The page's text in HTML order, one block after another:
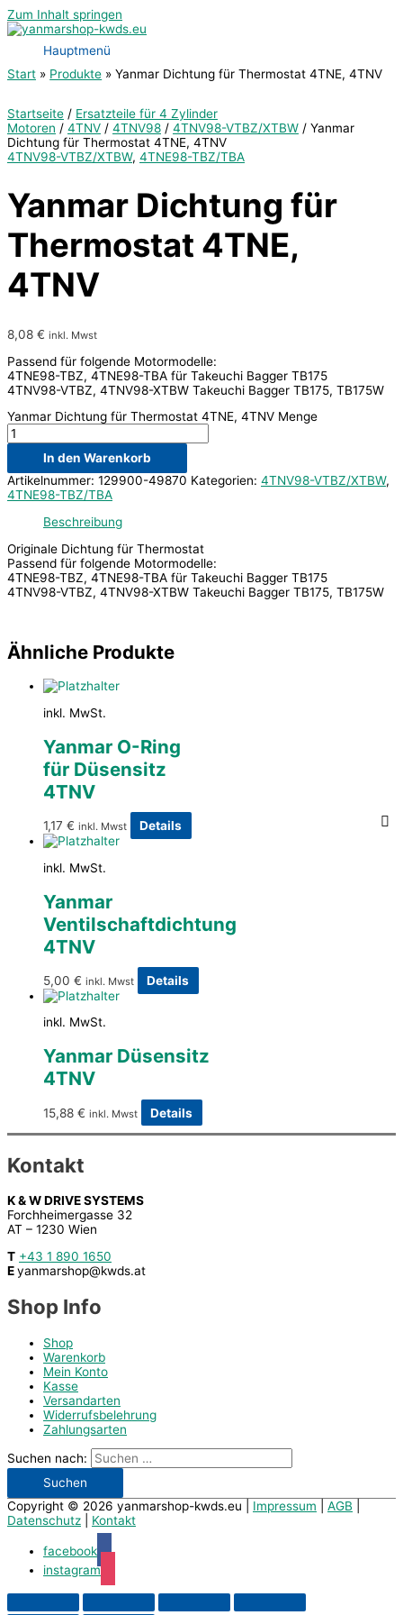
Zum Inhalt springen
Hauptmenü
Start
Produkte Yanmar Dichtung für Thermostat 4TNE, 4TNV
Startseite / Ersatzteile für 4 Zylinder
Motoren / 4TNV / 4TNV98 / 4TNV98-VTBZ/XTBW / Yanmar
Dichtung für Thermostat 4TNE, 4TNV
4TNV98-VTBZ/XTBW, 4TNE98-TBZ/TBA
Yanmar Dichtung für
Thermostat 4TNE,
4TNV
8,08 € inkl. Mwst
Passend für folgende Motormodelle:
4TNE98-TBZ, 4TNE98-TBA für Takeuchi Bagger TB175
4TNV98-VTBZ, 4TNV98-XTBW Takeuchi Bagger TB175, TB175W
Yanmar Dichtung für Thermostat 4TNE, 4TNV Menge
In den Warenkorb
Artikelnummer: 129900-49870 Kategorien: 4TNV98-VTBZ/XTBW,
4TNE98-TBZ/TBA
Beschreibung
Originale Dichtung für Thermostat
Passend für folgende Motormodelle:
4TNE98-TBZ, 4TNE98-TBA für Takeuchi Bagger TB175
4TNV98-VTBZ, 4TNV98-XTBW Takeuchi Bagger TB175, TB175W
Ähnliche Produkte
inkl. MwSt.
Yanmar O-Ring
für Düsensitz
4TNV
1,17 € inkl. Mwst Details
inkl. MwSt.
Yanmar
Ventilschaftdichtung
4TNV
5,00 € inkl. Mwst Details
inkl. MwSt.
Yanmar Düsensitz
4TNV
15,88 € inkl. Mwst Details
Kontakt
K & W DRIVE SYSTEMS
Forchheimergasse 32
AT – 1230 Wien
T +43 1 890 1650
Eyanmarshop@kwds.at
Shop Info
Shop
Warenkorb
Mein Konto
Kasse
Versandarten
Widerrufsbelehrung
Zahlungsarten
Suchen nach:
Copyright © 2026 yanmarshop-kwds.eu Impressum AGB
Datenschutz
Kontakt
facebook
instagram